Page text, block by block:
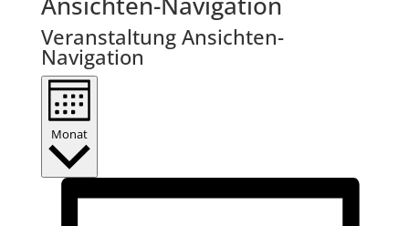
Veranstaltung Ansichten-
Navigation
Monat